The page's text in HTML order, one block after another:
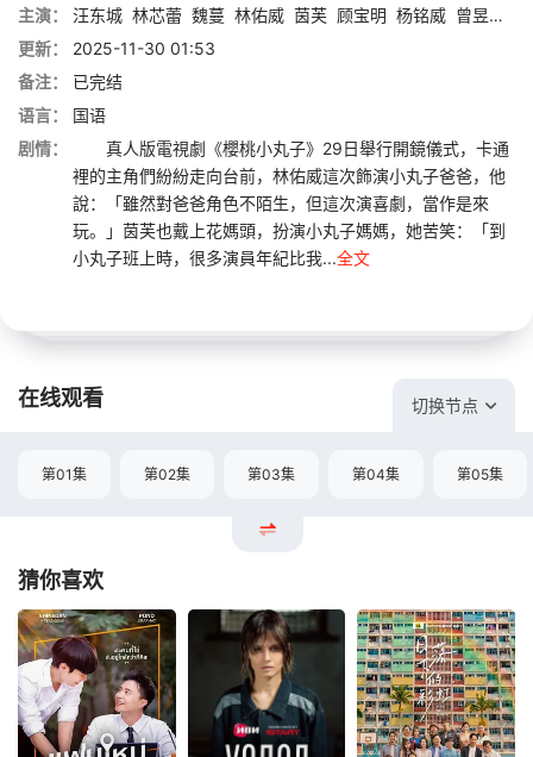
主演：
汪东城 林芯蕾 魏蔓 林佑威 茵芙 顾宝明 杨铭威 曾昱嘉
更新：
2025-11-30 01:53
备注：
已完结
语言：
国语
剧情：
真人版電視劇《櫻桃小丸子》29日舉行開鏡儀式，卡通
裡的主角們紛紛走向台前，林佑威這次飾演小丸子爸爸，他
說：「雖然對爸爸角色不陌生，但這次演喜劇，當作是來
玩。」茵芙也戴上花媽頭，扮演小丸子媽媽，她苦笑：「到
小丸子班上時，很多演員年紀比我...全文
在线观看 切换节点
第01集 第02集 第03集 第04集 第05集
猜你喜欢